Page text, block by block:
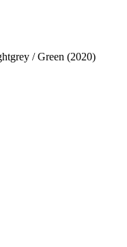
/ Green (2020)